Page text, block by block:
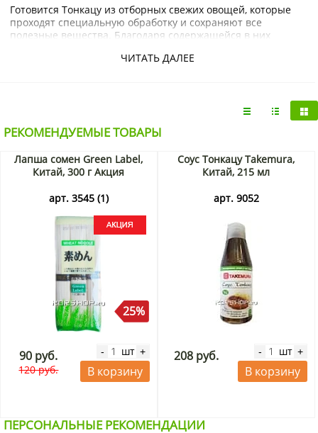
ЧИТАТЬ ДАЛЕЕ
Готовится Тонкацу из отборных свежих овощей, которые
проходят специальную обработку и сохраняют все
полезные вещества. Благодаря содержащейся в них
этим соусом, усваиваются организмом лучше и быстрее, а
Купить соус Тонкацу Takemura и другие азиатские
KorShop.ru
. Здесь
можно найти самые разные товары из Японии, Кореи,
Москве и Подмосковью мы осуществляем доставку заказов
на дом, в другие города отправляем посылки почтой и
Содержит сорбат калия.
соус Тонкацу, японские продукты, соус для мяса,
японский соус, овощной соус, японская кухня.
РЕКОМЕНДУЕМЫЕ ТОВАРЫ
Лапша сомен Green Label,
Китай, 300 г Акция
арт. 3545 (1)
25%
90 руб.
120 руб.
- шт +
В корзину
Соус Тонкацу Takemura,
Китай, 215 мл
арт. 9052
208 руб. - шт +
В корзину
ПЕРСОНАЛЬНЫЕ РЕКОМЕНДАЦИИ